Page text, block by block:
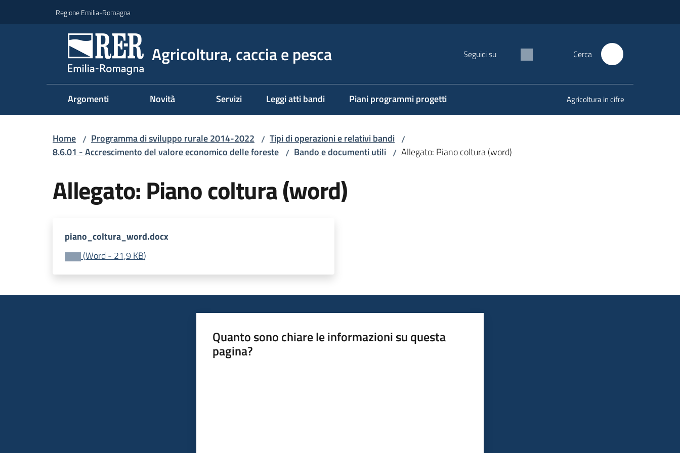
Regione Emilia-Romagna
Agricoltura, caccia e pesca Seguici su Cerca
Argomenti Novità Servizi Leggi atti bandi Piani programmi progetti Agricoltura in cifre
Home / Programma di sviluppo rurale 2014-2022 / Tipi di operazioni e relativi bandi /
8.6.01 - Accrescimento del valore economico delle foreste / Bando e documenti utili / Allegato: Piano coltura (word)
Allegato: Piano coltura (word)
piano_coltura_word.docx
(Word - 21,9 KB)
Quanto sono chiare le informazioni su questa
pagina?